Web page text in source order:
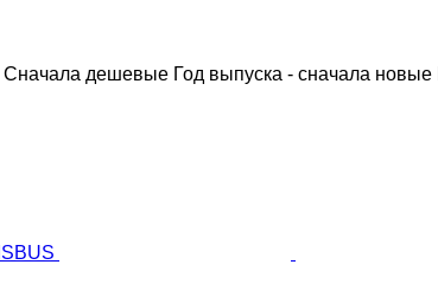
Сначала дешевые Год выпуска - сначала новые